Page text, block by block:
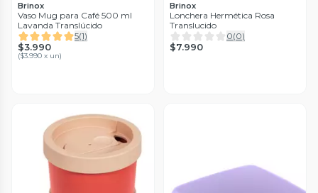
Brinox
Vaso Mug para Café 500 ml
Lavanda Translúcido
5(1)
$3.990
($3.990 x un)
Brinox
Lonchera Hermética Rosa
Translucido
0(0)
$7.990